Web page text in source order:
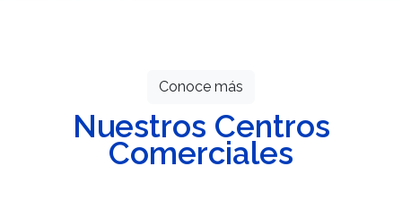
Conoce más
Nuestros Centros
Comerciales